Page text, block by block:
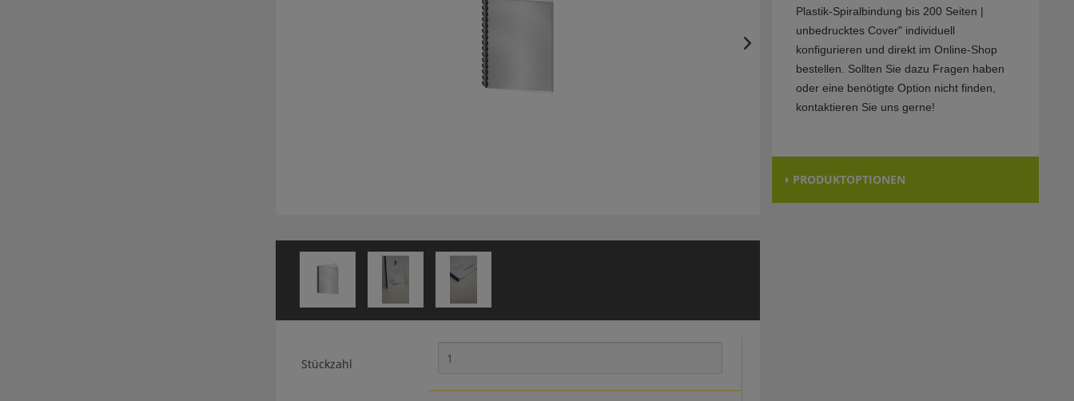
Stückzahl
Plastik-Spiralbindung bis 200 Seiten |
unbedrucktes Cover" individuell
konfigurieren und direkt im Online-Shop
bestellen. Sollten Sie dazu Fragen haben
oder eine benötigte Option nicht finden,
kontaktieren Sie uns gerne!
PRODUKTOPTIONEN